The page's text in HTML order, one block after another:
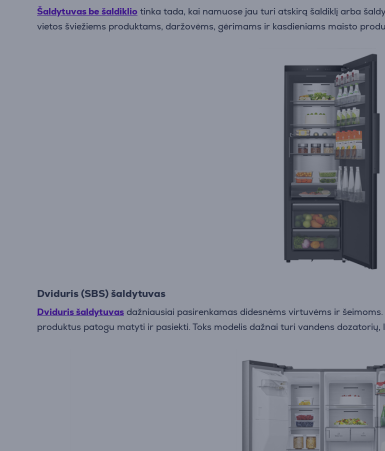
Šaldytuvas be šaldiklio tinka tada, kai namuose jau turi atskirą šaldiklį arba
vietos šviežiems produktams, daržovėms, gėrimams ir kasdieniams maisto
Dviduris (SBS) šaldytuvas
Dviduris šaldytuvas dažniausiai pasirenkamas didesnėms virtuvėms ir
produktus patogu matyti ir pasiekti. Toks modelis dažnai turi vandens